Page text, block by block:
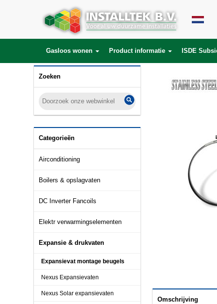
Gasloos wonen Product informatie ISDE
Zoeken
Categorieën
Airconditioning
Boilers & opslagvaten
DC Inverter Fancoils
Elektr verwarmingselementen
Expansie & drukvaten
Expansievat montage beugels
Nexus Expansievaten
Nexus Solar expansievaten
Omschrijving